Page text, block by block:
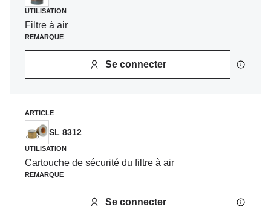
UTILISATION
Filtre à air
REMARQUE
Se connecter
ARTICLE
SL 8312
UTILISATION
Cartouche de sécurité du filtre à air
REMARQUE
Se connecter